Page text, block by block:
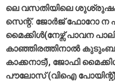
ലെ വസതിയിലെ
സെന്റ്. ജോർജ് ഫോറോ ന
മൈക്കിൾ(നേഴ്സ് പാവന
കാഞ്ഞിരത്തിനാൽ
കാക്കനാട്), ജോഫി
പൗലോസ് (വിഐ